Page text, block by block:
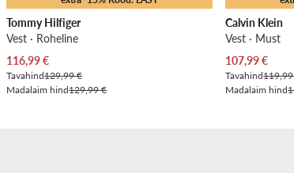
Tommy Hilfiger
Vest · Roheline
Praegune hind
116,99€
Tavahind129,99 €
Madalaim hind129,99 €
Calvin Klein
Vest · Must
Praegune hind
107,99€
Tavahind
Madalaim hind